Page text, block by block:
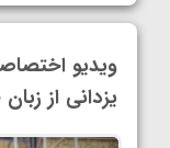
ویدیو
یزدانی از